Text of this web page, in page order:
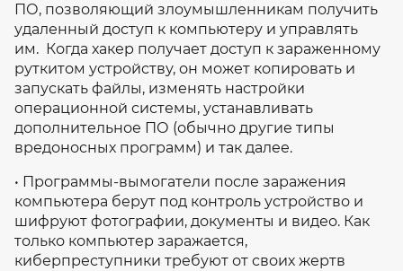
ПО, позволяющий злоумышленникам получить
удаленный доступ к компьютеру и управлять
им. Когда хакер получает доступ к зараженному
руткитом устройству, он может копировать и
запускать файлы, изменять настройки
операционной системы, устанавливать
дополнительное ПО (обычно другие типы
вредоносных программ) и так далее.
• Программы-вымогатели после заражения
компьютера берут под контроль устройство и
шифруют фотографии, документы и видео. Как
только компьютер заражается,
киберпреступники требуют от своих жертв